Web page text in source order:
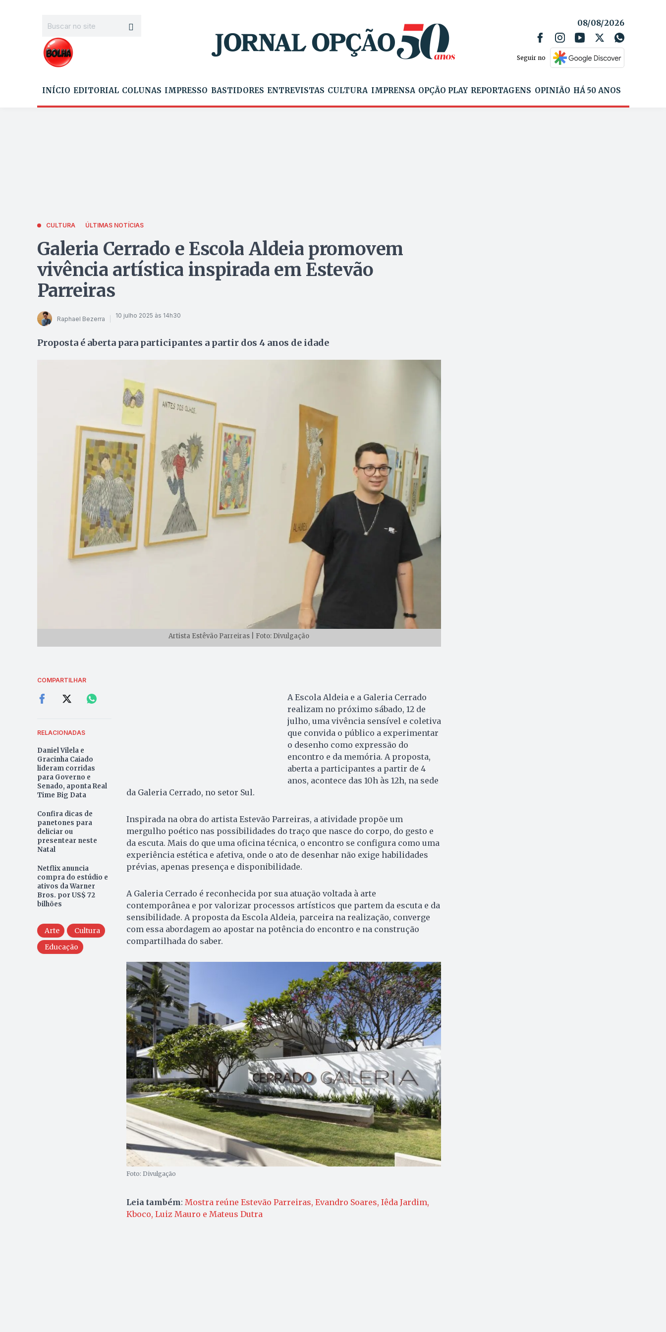
08/08/2026
Seguir no
INÍCIO EDITORIAL COLUNAS IMPRESSO BASTIDORES ENTREVISTAS CULTURA IMPRENSA OPÇÃO PLAY REPORTAGENS OPINIÃO HÁ 50 ANOS
CULTURA ÚLTIMAS NOTÍCIAS
Galeria Cerrado e Escola Aldeia promovem
vivência artística inspirada em Estevão
Parreiras
Raphael Bezerra 10 julho 2025 às 14h30
Proposta é aberta para participantes a partir dos 4 anos de idade
Artista Estêvão Parreiras | Foto: Divulgação
COMPARTILHAR
RELACIONADAS
Daniel Vilela e
Gracinha Caiado
lideram corridas
para Governo e
Senado, aponta Real
Time Big Data
Confira dicas de
panetones para
deliciar ou
presentear neste
Natal
Netflix anuncia
compra do estúdio e
ativos da Warner
Bros. por US$ 72
bilhões
Arte
Cultura
Educação
A Escola Aldeia e a Galeria Cerrado
realizam no próximo sábado, 12 de
julho, uma vivência sensível e coletiva
que convida o público a experimentar
o desenho como expressão do
encontro e da memória. A proposta,
aberta a participantes a partir de 4
anos, acontece das 10h às 12h, na sede
da Galeria Cerrado, no setor Sul.
Inspirada na obra do artista Estevão Parreiras, a atividade propõe um
mergulho poético nas possibilidades do traço que nasce do corpo, do gesto e
da escuta. Mais do que uma oficina técnica, o encontro se configura como uma
experiência estética e afetiva, onde o ato de desenhar não exige habilidades
prévias, apenas presença e disponibilidade.
A Galeria Cerrado é reconhecida por sua atuação voltada à arte
contemporânea e por valorizar processos artísticos que partem da escuta e da
sensibilidade. A proposta da Escola Aldeia, parceira na realização, converge
com essa abordagem ao apostar na potência do encontro e na construção
compartilhada do saber.
Foto: Divulgação
Leia também: Mostra reúne Estevão Parreiras, Evandro Soares, Iêda Jardim,
Kboco, Luiz Mauro e Mateus Dutra